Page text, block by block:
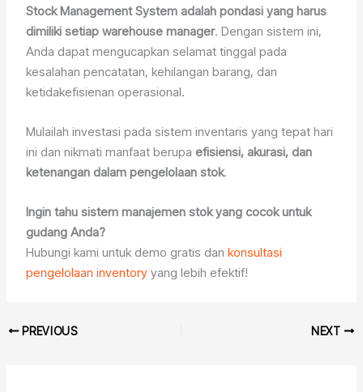
Stock Management System adalah pondasi yang harus
dimiliki setiap warehouse manager. Dengan sistem ini,
Anda dapat mengucapkan selamat tinggal pada
kesalahan pencatatan, kehilangan barang, dan
ketidakefisienan operasional.
Mulailah investasi pada sistem inventaris yang tepat hari
ini dan nikmati manfaat berupaefisiensi, akurasi, dan
ketenangan dalam pengelolaan stok.
Ingin tahu sistem manajemen stok yang cocok untuk
gudang Anda?
Hubungi kami untuk demo gratis dankonsultasi
pengelolaan inventory yang lebih efektif!
PREVIOUS NEXT